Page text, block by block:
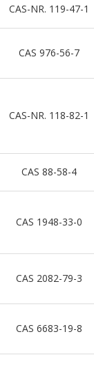
CAS-NR. 119-47-1
CAS 976-56-7
CAS-NR. 118-82-1
CAS 88-58-4
CAS 1948-33-0
CAS 2082-79-3
CAS 6683-19-8